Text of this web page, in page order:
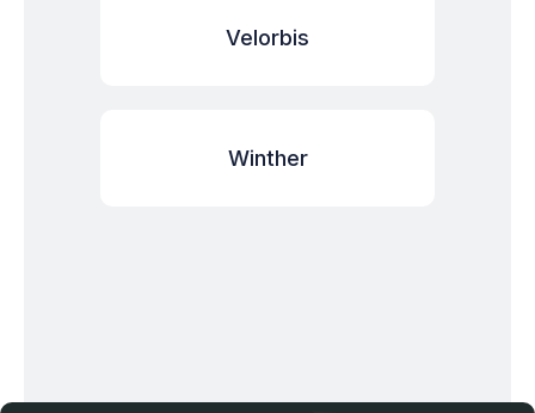
Velorbis
Winther